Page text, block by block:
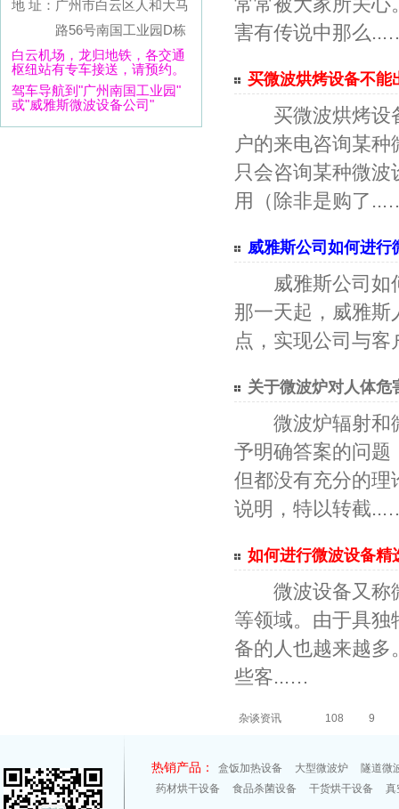
地 址：广州市白云区人和大马
路56号南国工业园D栋
白云机场，龙归地铁，各交通
枢纽站有专车接送，请预约。
驾车导航到"广州南国工业园"
或"威雅斯微波设备公司"
害有传说中那么
买微波烘烤设备不能
买微波烘烤设
户的来电咨询某
只会咨询某种微
用（除非是购了
威雅斯公司如何进行
威雅斯公司如何
那一天起，威雅斯
点，实现公司与
关于微波炉对人体危
微波炉辐射和微
予明确答案的问题
但都没有充分的理
说明，特以转截
如何进行微波设备
微波设备又称微
等领域。由于具
备的人也越来越
些客...…
杂谈资讯 108 9
热销产品： 盒饭加热设备 大型微波炉
隧道微
药材烘干设备
食品杀菌设备 干货烘干设备 真